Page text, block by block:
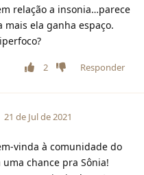
relação a insonia…parece
ela ganha espaço.
2 Responder
21 de Jul de 2021
vinda à comunidade do
chance pra Sônia!